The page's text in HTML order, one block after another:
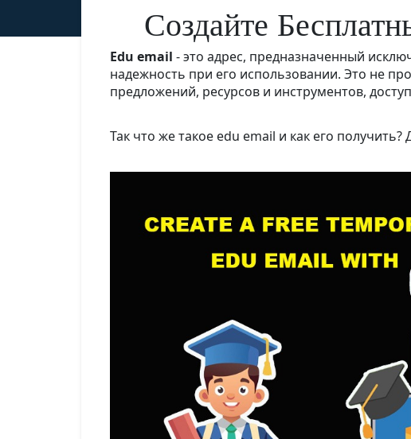
Создайте
Edu email - это адрес, предназначенный
надежность при его использовании. Это не
предложений, ресурсов и инструментов,
Так что же такое edu email и как его получить?